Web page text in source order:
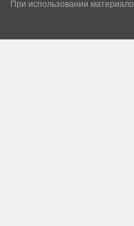
При использовании